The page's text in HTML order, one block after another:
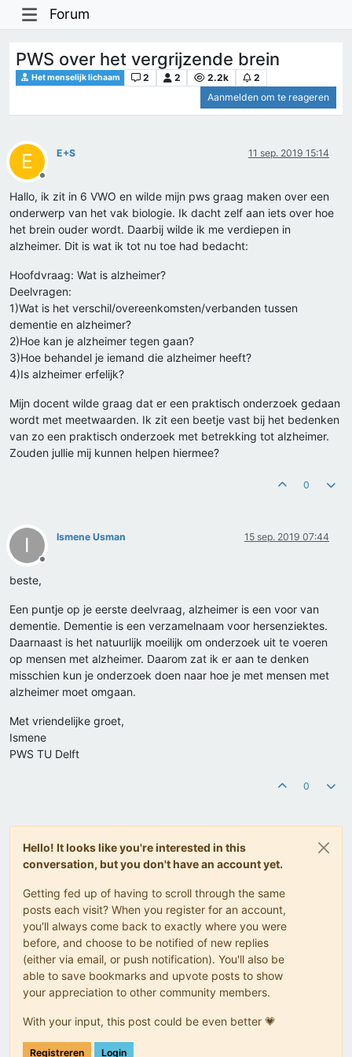
Forum
PWS over het vergrijzende brein
Het menselijk lichaam 2 2 2.2k
2
Aanmelden om te reageren
E
Offline
E+S 11 sep. 2019 15:14
Hallo, ik zit in 6 VWO en wilde mijn pws graag maken over een
onderwerp van het vak biologie. Ik dacht zelf aan iets over hoe
het brein ouder wordt. Daarbij wilde ik me verdiepen in
alzheimer. Dit is wat ik tot nu toe had bedacht:
Hoofdvraag: Wat is alzheimer?
Deelvragen:
1)Wat is het verschil/overeenkomsten/verbanden tussen
dementie en alzheimer?
2)Hoe kan je alzheimer tegen gaan?
3)Hoe behandel je iemand die alzheimer heeft?
4)Is alzheimer erfelijk?
Mijn docent wilde graag dat er een praktisch onderzoek gedaan
wordt met meetwaarden. Ik zit een beetje vast bij het bedenken
van zo een praktisch onderzoek met betrekking tot alzheimer.
Zouden jullie mij kunnen helpen hiermee?
0
I
Offline
Ismene Usman 15 sep. 2019 07:44
beste,
Een puntje op je eerste deelvraag, alzheimer is een voor van
dementie. Dementie is een verzamelnaam voor hersenziektes.
Daarnaast is het natuurlijk moeilijk om onderzoek uit te voeren
op mensen met alzheimer. Daarom zat ik er aan te denken
misschien kun je onderzoek doen naar hoe je met mensen met
alzheimer moet omgaan.
Met vriendelijke groet,
Ismene
PWS TU Delft
0
Hello! It looks like you're interested in this
conversation, but you don't have an account yet.
Getting fed up of having to scroll through the same
posts each visit? When you register for an account,
you'll always come back to exactly where you were
before, and choose to be notified of new replies
(either via email, or push notification). You'll also be
able to save bookmarks and upvote posts to show
your appreciation to other community members.
With your input, this post could be even better 💗
Registreren Login